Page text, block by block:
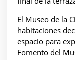
El Museo de la
habitaciones
espacio para
Fomento del